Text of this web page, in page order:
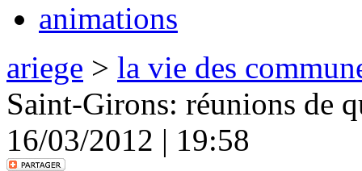
animations
ariege > la vie des
Saint-Girons: réunions de
16/03/2012 | 19:58